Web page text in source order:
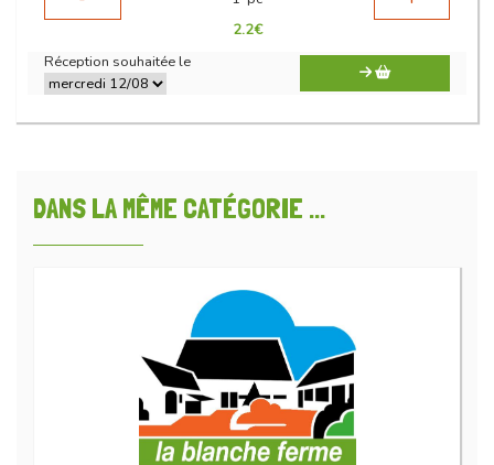
2.2€
Réception souhaitée le
DANS LA MÊME CATÉGORIE ...